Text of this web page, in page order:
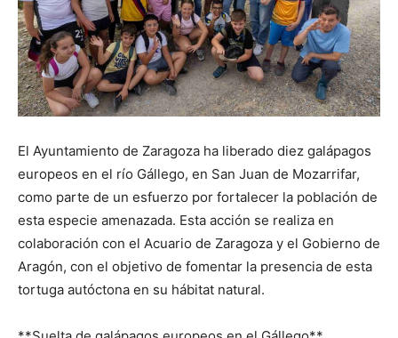
El Ayuntamiento de Zaragoza ha liberado diez galápagos
europeos en el río Gállego, en San Juan de Mozarrifar,
como parte de un esfuerzo por fortalecer la población de
esta especie amenazada. Esta acción se realiza en
colaboración con el Acuario de Zaragoza y el Gobierno de
Aragón, con el objetivo de fomentar la presencia de esta
tortuga autóctona en su hábitat natural.